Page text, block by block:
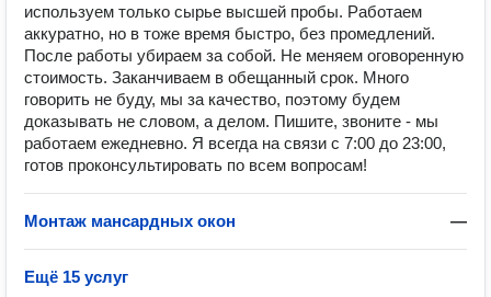
используем только сырье высшей пробы. Работаем
аккуратно, но в тоже время быстро, без промедлений.
После работы убираем за собой. Не меняем оговоренную
стоимость. Заканчиваем в обещанный срок. Много
говорить не буду, мы за качество, поэтому будем
доказывать не словом, а делом. Пишите, звоните - мы
работаем ежедневно. Я всегда на связи с 7:00 до 23:00,
готов проконсультировать по всем вопросам!
Монтаж мансардных окон —
Ещё 15 услуг